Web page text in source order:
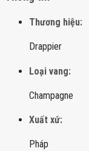
Thương hiệu:
Drappier
Loại vang:
Champagne
Xuất xứ:
Pháp